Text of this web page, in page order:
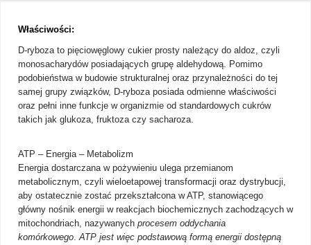
Właściwości:
D-rybozato pięciowęglowy cukier prosty należący do aldoz, czyli
monosacharydów posiadających grupę aldehydową. Pomimo
podobieństwa w budowie strukturalnej oraz przynależności do tej
samej grupy związków, D-ryboza posiada odmienne właściwości
oraz pełni inne funkcje w organizmie od standardowych cukrów
takich jak glukoza, fruktoza czy sacharoza.
ATP – Energia – Metabolizm
Energia dostarczana w pożywieniu ulega przemianom
metabolicznym, czyli wieloetapowej transformacji oraz dystrybucji,
aby ostatecznie zostać przekształcona w ATP, stanowiącego
główny nośnik energii w reakcjach biochemicznych zachodzących w
mitochondriach, nazywanych procesem oddychania
komórkowego.ATP jest więc podstawową formą energii dostępną